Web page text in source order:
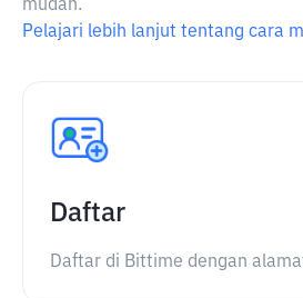
mudah.
Pelajari lebih lanjut tentang cara
Daftar
Daftar di Bittime dengan